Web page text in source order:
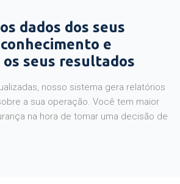
dados dos seus
e
seus resultados
nosso sistema gera relatórios
a sua operação. Você tem maior
na hora de tomar uma decisão de